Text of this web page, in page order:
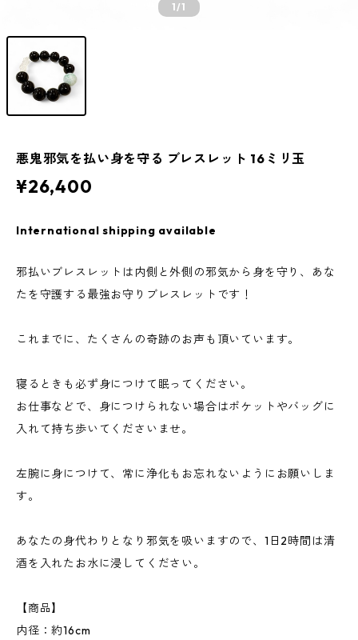
1/1
悪鬼邪気を払い身を守る ブレスレット 16ミリ玉
¥26,400
International shipping available
邪払いブレスレットは内側と外側の邪気から身を守り、あな
たを守護する最強お守りブレスレットです！
これまでに、たくさんの奇跡のお声も頂いています。
寝るときも必ず身につけて眠ってください。
お仕事などで、身につけられない場合はポケットやバッグに
入れて持ち歩いてくださいませ。
左腕に身につけて、常に浄化もお忘れないようにお願いしま
す。
あなたの身代わりとなり邪気を吸いますので、1日2時間は清
酒を入れたお水に浸してください。
【商品】
内径：約16cm